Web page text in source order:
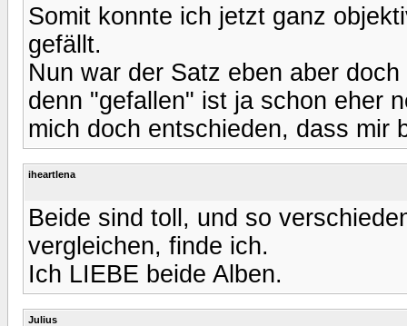
Somit konnte ich jetzt ganz
gefällt.
Nun war der Satz eben aber
denn "gefallen" ist ja schon eher
mich doch entschieden, dass mir
iheartlena
Beide sind toll, und so
vergleichen, finde ich.
Ich LIEBE beide Alben.
Julius